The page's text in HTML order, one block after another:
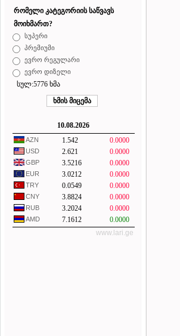
რომელი კატეგორიის საწვავს
მოიხმართ?
სუპერი
პრემიუმი
ევრო რეგულარი
ევრო დიზელი
სულ:5776 ხმა
10.08.2026
AZN 1.542 0.0000
USD 2.621 0.0000
GBP 3.5216 0.0000
EUR 3.0212 0.0000
TRY 0.0549 0.0000
CNY 3.8824 0.0000
RUB 3.2024 0.0000
AMD 7.1612
0.0000
www.lari.ge